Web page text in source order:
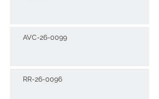
AVC-26-0099
RR-26-0096